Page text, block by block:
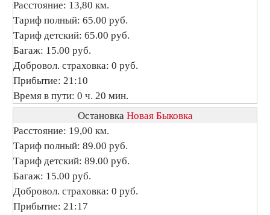
Расстояние: 13,80 км.
Тариф полный: 65.00 руб.
Тариф детский: 65.00 руб.
Багаж: 15.00 руб.
Добровол. страховка: 0 руб.
Прибытие: 21:10
Время в пути: 0 ч. 20 мин.
Остановка Новая Быковка
Расстояние: 19,00 км.
Тариф полный: 89.00 руб.
Тариф детский: 89.00 руб.
Багаж: 15.00 руб.
Добровол. страховка: 0 руб.
Прибытие: 21:17